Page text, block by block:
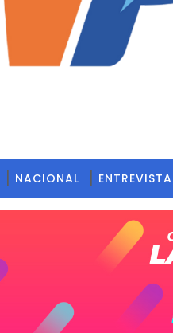
NACIONAL